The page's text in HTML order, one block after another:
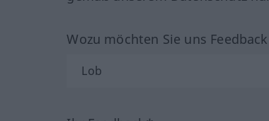
Wozu möchten Sie uns